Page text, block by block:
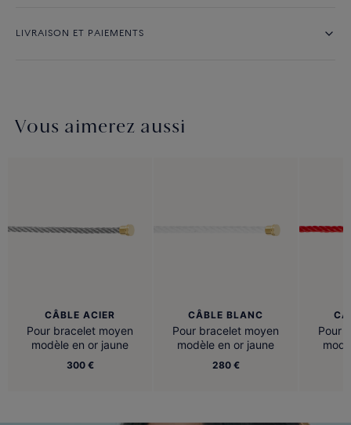
LIVRAISON ET PAIEMENTS
Vous aimerez aussi
CÂBLE ACIER
Pour bracelet moyen
modèle en or jaune
300 €
CÂBLE BLANC
Pour bracelet moyen
modèle en or jaune
280 €
Pour